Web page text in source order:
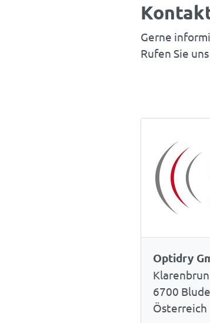
Gerne
Rufen Sie
Optidry
6700
Österreich